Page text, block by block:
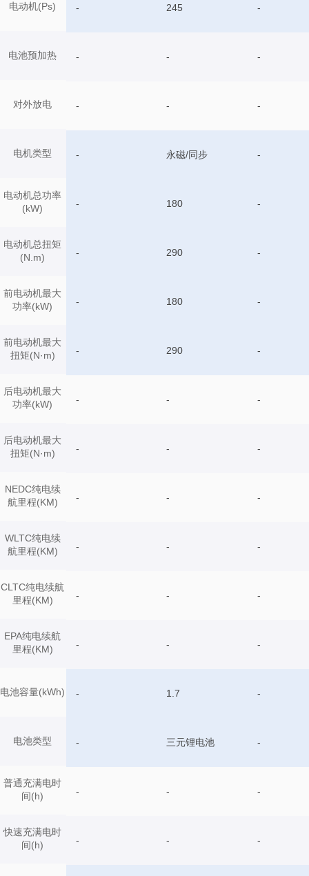
电动机(Ps)
电池预加热
对外放电
电机类型
电动机总功率
(kW)
电动机总扭矩
(N.m)
前电动机最大
功率(kW)
前电动机最大
扭矩(N·m)
后电动机最大
功率(kW)
后电动机最大
扭矩(N·m)
NEDC纯电续
航里程(KM)
WLTC纯电续
航里程(KM)
CLTC纯电续航
里程(KM)
EPA纯电续航
里程(KM)
电池容量(kWh)
电池类型
普通充满电时
间(h)
快速充满电时
间(h)
- 245 -
- - -
- - -
- 永磁/同步 -
- 180 -
- 290 -
- 180 -
- 290 -
- - -
- - -
- - -
- - -
- - -
- - -
- 1.7 -
- 三元锂电池 -
- - -
- - -